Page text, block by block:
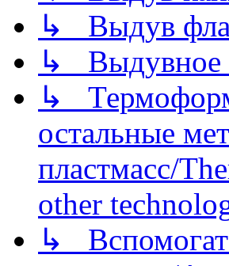
↳ Выдув
↳ Выдувное
↳
остальные
пластмасс/
other
↳